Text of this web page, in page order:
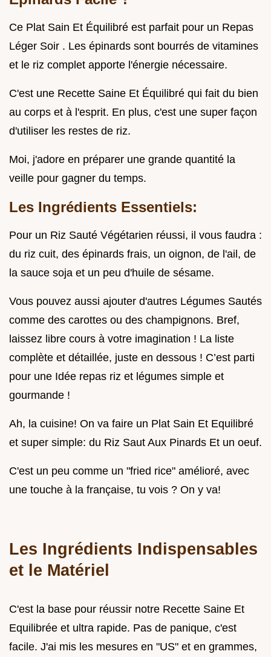
Ce Plat Sain Et Équilibré est parfait pour un Repas
Léger Soir . Les épinards sont bourrés de vitamines
et le riz complet apporte l'énergie nécessaire.
C'est une Recette Saine Et Équilibré qui fait du bien
au corps et à l'esprit. En plus, c'est une super façon
d'utiliser les restes de riz.
Moi, j'adore en préparer une grande quantité la
veille pour gagner du temps.
Les Ingrédients Essentiels:
Pour un Riz Sauté Végétarien réussi, il vous faudra :
du riz cuit, des épinards frais, un oignon, de l'ail, de
la sauce soja et un peu d'huile de sésame.
Vous pouvez aussi ajouter d'autres Légumes Sautés
comme des carottes ou des champignons. Bref,
laissez libre cours à votre imagination ! La liste
complète et détaillée, juste en dessous ! C’est parti
pour une Idée repas riz et légumes simple et
gourmande !
Ah, la cuisine! On va faire un Plat Sain Et Equilibré
et super simple: du Riz Saut Aux Pinards Et un oeuf.
C'est un peu comme un "fried rice" amélioré, avec
une touche à la française, tu vois ? On y va!
Les Ingrédients Indispensables
et le Matériel
C'est la base pour réussir notre Recette Saine Et
Equilibrée et ultra rapide. Pas de panique, c'est
facile. J'ai mis les mesures en "US" et en grammes,